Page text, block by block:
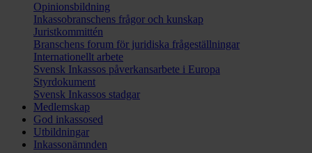
Opinionsbildning
Inkassobranschens frågor och kunskap
Juristkommittén
Branschens forum för juridiska frågeställningar
Internationellt arbete
Svensk Inkassos påverkansarbete i Europa
Styrdokument
Svensk Inkassos stadgar
Medlemskap
God inkassosed
Utbildningar
Inkassonämnden